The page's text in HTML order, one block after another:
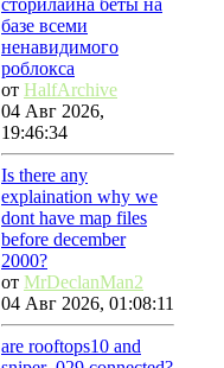
сторилайна беты на
базе всеми
ненавидимого
роблокса
от HalfArchive
04 Авг 2026,
19:46:34
Is there any
explaination why we
dont have map files
before december
2000?
от MrDeclanMan2
04 Авг 2026, 01:08:11
are rooftops10 and